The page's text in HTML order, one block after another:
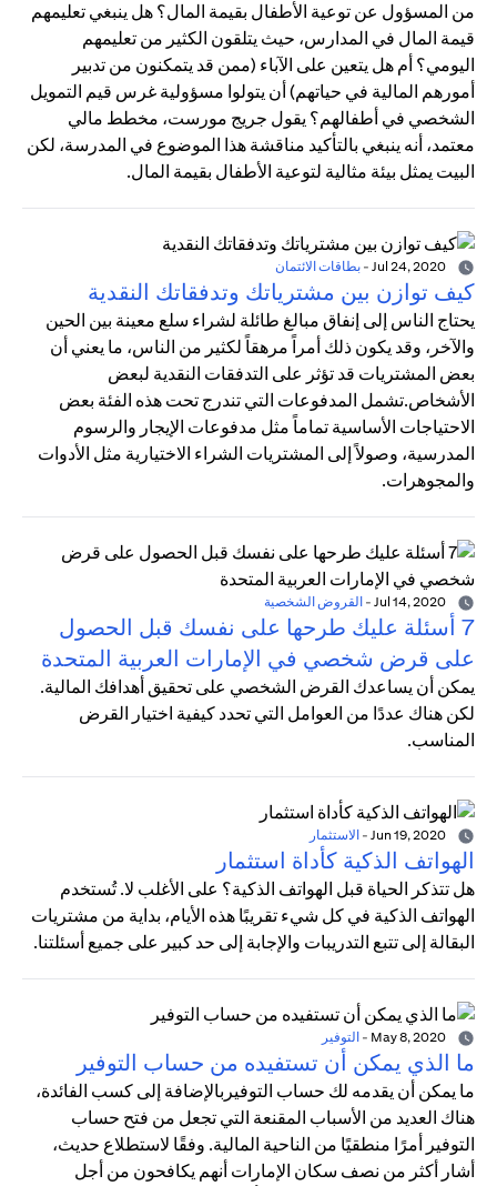
من المسؤول عن توعية الأطفال بقيمة المال؟ هل ينبغي تعليمهم
قيمة المال في المدارس، حيث يتلقون الكثير من تعليمهم
اليومي؟ أم هل يتعين على الآباء (ممن قد يتمكنون من تدبير
أمورهم المالية في حياتهم) أن يتولوا مسؤولية غرس قيم التمويل
الشخصي في أطفالهم؟ يقول جريج مورست، مخطط مالي
معتمد، أنه ينبغي بالتأكيد مناقشة هذا الموضوع في المدرسة، لكن
البيت يمثل بيئة مثالية لتوعية الأطفال بقيمة المال.
- بطاقات الائتمان
كيف توازن بين مشترياتك وتدفقاتك النقدية
يحتاج الناس إلى إنفاق مبالغ طائلة لشراء سلع معينة بين الحين
والآخر، وقد يكون ذلك أمراً مرهقاً لكثير من الناس، ما يعني أن
بعض المشتريات قد تؤثر على التدفقات النقدية لبعض
الأشخاص.تشمل المدفوعات التي تندرج تحت هذه الفئة بعض
الاحتياجات الأساسية تماماً مثل مدفوعات الإيجار والرسوم
المدرسية، وصولاً إلى المشتريات الشراء الاختيارية مثل الأدوات
والمجوهرات.
- القروض الشخصية
7 أسئلة عليك طرحها على نفسك قبل الحصول
على قرض شخصي في الإمارات العربية المتحدة
يمكن أن يساعدك القرض الشخصي على تحقيق أهدافك المالية.
لكن هناك عددًا من العوامل التي تحدد كيفية اختيار القرض
المناسب.
- الاستثمار
الهواتف الذكية كأداة استثمار
هل تتذكر الحياة قبل الهواتف الذكية؟ على الأغلب لا. تُستخدم
الهواتف الذكية في كل شيء تقريبًا هذه الأيام، بداية من مشتريات
البقالة إلى تتبع التدريبات والإجابة إلى حد كبير على جميع أسئلتنا.
- التوفير
ما الذي يمكن أن تستفيده من حساب التوفير
ما يمكن أن يقدمه لك حساب التوفيربالإضافة إلى كسب الفائدة،
هناك العديد من الأسباب المقنعة التي تجعل من فتح حساب
التوفير أمرًا منطقيًا من الناحية المالية. وفقًا لاستطلاع حديث،
أشار أكثر من نصف سكان الإمارات أنهم يكافحون من أجل